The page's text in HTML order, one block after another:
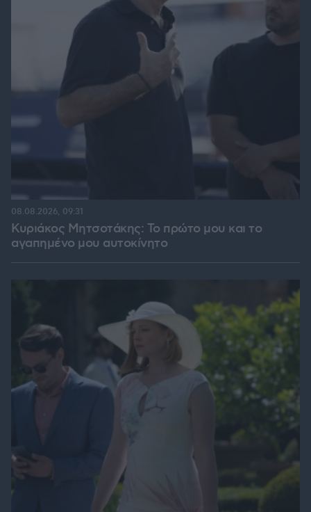
Κυριάκος Μητσοτάκης: Το πρώτο μου και το
αγαπημένο μου αυτοκίνητο
08.08.2026, 09:31